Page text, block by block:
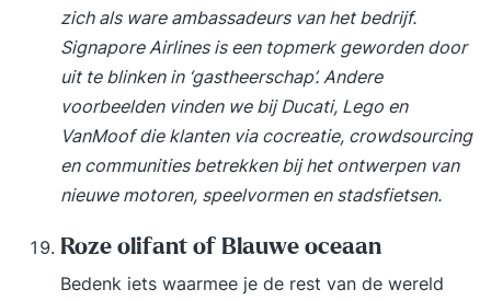
zich als ware ambassadeurs van het bedrijf.
Signapore Airlines is een topmerk geworden door
uit te blinken in ‘gastheerschap’. Andere
voorbeelden vinden we bij Ducati, Lego en
VanMoof die klanten via cocreatie, crowdsourcing
en communities betrekken bij het ontwerpen van
nieuwe motoren, speelvormen en stadsfietsen.
Roze olifant of Blauwe oceaan
Bedenk iets waarmee je de rest van de wereld